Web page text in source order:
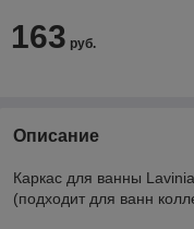
163 руб.
Описание
Каркас для ванны
(подходит для ванн